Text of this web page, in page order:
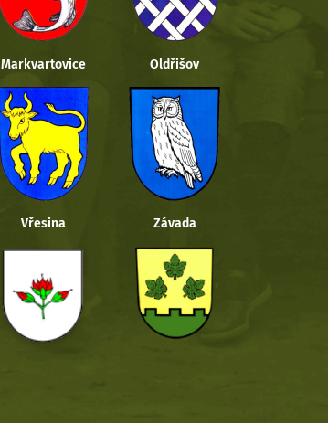
Markvartovice Oldřišov
Vřesina Závada